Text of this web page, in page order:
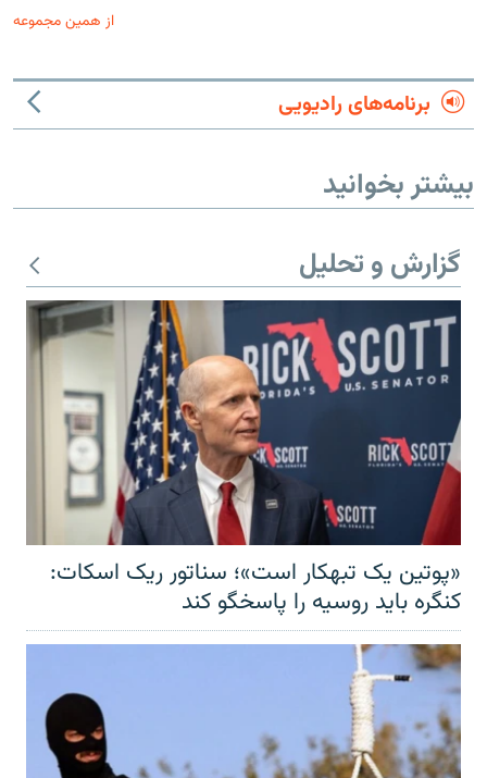
از همین مجموعه
برنامه‌های رادیویی
بیشتر بخوانید
گزارش و تحلیل
«پوتین یک تبهکار است»؛ سناتور ریک اسکات:
کنگره باید روسیه را پاسخگو کند